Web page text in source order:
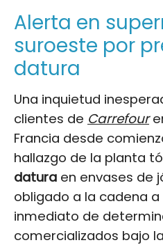
Alerta en
suroeste por
datura
Una inquietud
clientes de Carrefour
Francia desde
hallazgo de la planta
datura en envases de
obligado a la cadena
inmediato de
comercializados bajo